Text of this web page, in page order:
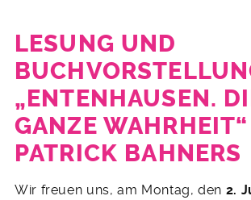
LESUNG UND
„ENTENHAUSEN.
GANZE
PATRICK BAHNERS
29.
Wir freuen uns, am Montag, den 2.